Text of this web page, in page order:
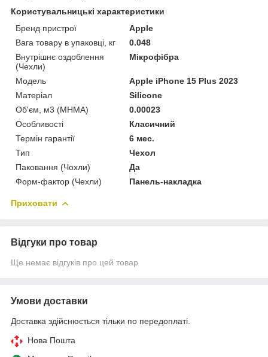
Користувальницькі характеристики
Бренд пристрої
Apple
Вага товару в упаковці, кг
0.048
Внутрішнє оздоблення
(Чехли)
Мікрофібра
Мoдель
Apple iPhone 15 Plus 2023
Матеріал
Silicone
Об'єм, м3 (МНМА)
0.00023
Особливості
Класичний
Термін гарантії
6 мес.
Тип
Чехол
Паковання (Чохли)
Да
Форм-фактор (Чехли)
Панель-накладка
Приховати
Відгуки про товар
Ще немає відгуків про цей товар
Умови доставки
Доставка здійснюється тільки по передоплаті.
Нова Пошта